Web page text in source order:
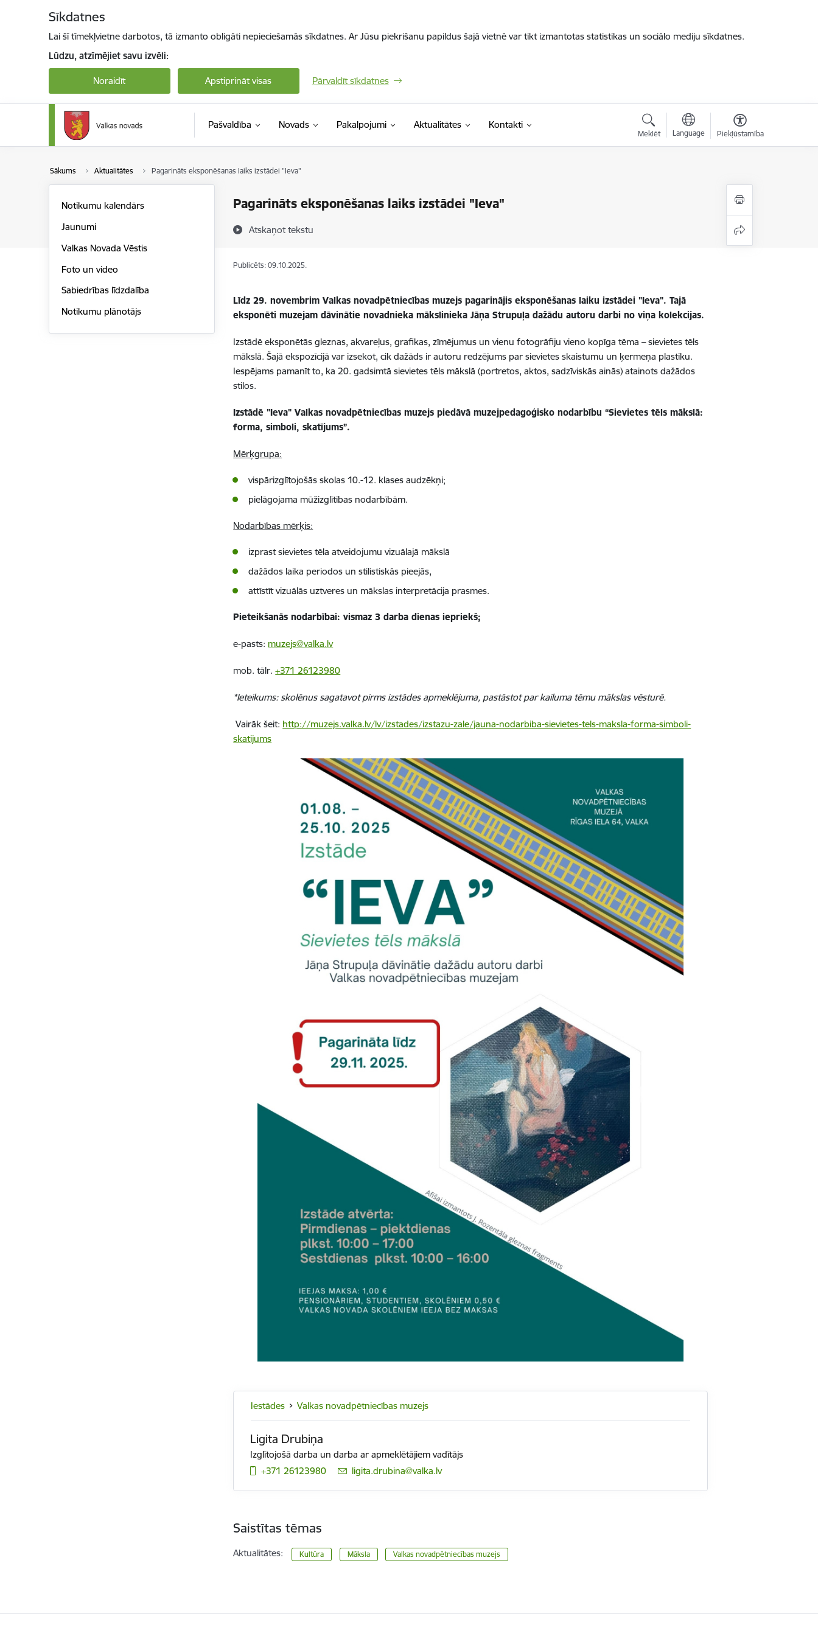
Sīkdatnes
Lai šī tīmekļvietne darbotos, tā izmanto obligāti nepieciešamās sīkdatnes. Ar Jūsu piekrišanu papildus šajā vietnē var tikt izmantotas statistikas un sociālo mediju sīkdatnes.
Lūdzu, atzīmējiet savu izvēli:
Noraidīt Apstiprināt visas Pārvaldīt sīkdatnes
Pašvaldība Novads Pakalpojumi Aktualitātes Kontakti
Meklēt Language Piekļūstamība
Sākums Aktualitātes Pagarināts eksponēšanas laiks izstādei "Ieva"
Pagarināts eksponēšanas laiks izstādei "Ieva"
Atskaņot tekstu
Notikumu kalendārs
Jaunumi
Valkas Novada Vēstis
Foto un video
Sabiedrības līdzdalība
Notikumu plānotājs
Publicēts: 09.10.2025.
Līdz 29. novembrim Valkas novadpētniecības muzejs pagarinājis eksponēšanas laiku izstādei "Ieva". Tajā
eksponēti muzejam dāvinātie novadnieka mākslinieka Jāņa Strupuļa dažādu autoru darbi no viņa kolekcijas.
Izstādē eksponētās gleznas, akvareļus, grafikas, zīmējumus un vienu fotogrāfiju vieno kopīga tēma – sievietes tēls
mākslā. Šajā ekspozīcijā var izsekot, cik dažāds ir autoru redzējums par sievietes skaistumu un ķermeņa plastiku.
Iespējams pamanīt to, ka 20. gadsimtā sievietes tēls mākslā (portretos, aktos, sadzīviskās ainās) atainots dažādos
stilos.
Izstādē "Ieva" Valkas novadpētniecības muzejs piedāvā muzejpedagoģisko nodarbību “Sievietes tēls mākslā:
forma, simboli, skatījums”.
Mērķgrupa:
vispārizglītojošās skolas 10.-12. klases audzēkņi;
pielāgojama mūžizglītības nodarbībām.
Nodarbības mērķis:
izprast sievietes tēla atveidojumu vizuālajā mākslā
dažādos laika periodos un stilistiskās pieejās,
attīstīt vizuālās uztveres un mākslas interpretācija prasmes.
Pieteikšanās nodarbībai: vismaz 3 darba dienas iepriekš;
e-pasts: muzejs@valka.lv
mob. tālr.+371 26123980
*Ieteikums: skolēnus sagatavot pirms izstādes apmeklējuma, pastāstot par kailuma tēmu mākslas vēsturē.
Vairāk šeit: http://muzejs.valka.lv/lv/izstades/izstazu-zale/jauna-nodarbiba-sievietes-tels-maksla-forma-simboli-
skatijums
Iestādes Valkas novadpētniecības muzejs
Ligita Drubiņa
Izglītojošā darba un darba ar apmeklētājiem vadītājs
+371 26123980
E-pasts:
ligita.drubina@valka.lv
Saistītas tēmas
Aktualitātes: Kultūra Māksla Valkas novadpētniecības muzejs